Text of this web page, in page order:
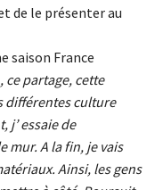
de le présenter au
saison France
ce partage, cette
différentes culture
j’ essaie de
mur. A la fin, je vais
Ainsi, les gens